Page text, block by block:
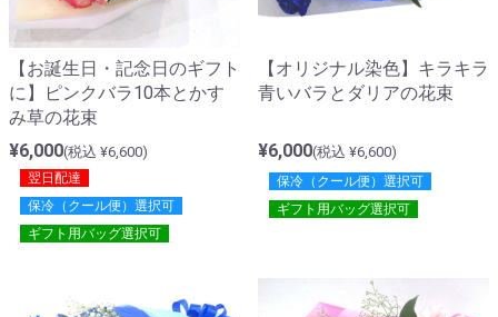
【お誕生日・記念日のギフト
に】ピンクバラ10本とかす
み草の花束
¥6,000(税込 ¥6,600)
翌日配達
保冷（クール便）選択可
ギフト用バッグ選択可
【オリジナル染色】キラキラ
青いバラとダリアの花束
¥6,000(税込 ¥6,600)
保冷（クール便）選択可
ギフト用バッグ選択可